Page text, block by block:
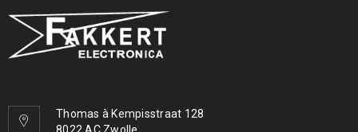
Thomas à Kempisstraat 128